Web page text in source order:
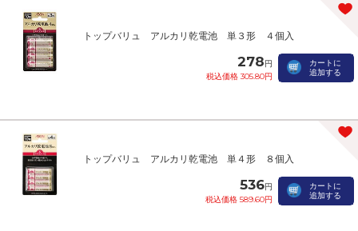
トップバリュ アルカリ乾電池 単３形 ４個入
278円
税込価格 305.80円
カートに
追加する
トップバリュ アルカリ乾電池 単４形 ８個入
536円
税込価格 589.60円
カートに
追加する